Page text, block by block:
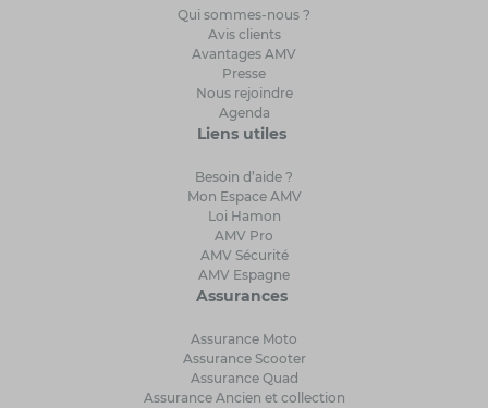
Qui sommes-nous ?
Avis clients
Avantages AMV
Presse
Nous rejoindre
Agenda
Liens utiles
Besoin d’aide ?
Mon Espace AMV
Loi Hamon
AMV Pro
AMV Sécurité
AMV Espagne
Assurances
Assurance Moto
Assurance Scooter
Assurance Quad
Assurance Ancien et collection